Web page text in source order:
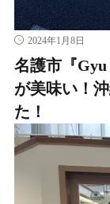
2024年1月8日
名護市『
が美味い！
た！